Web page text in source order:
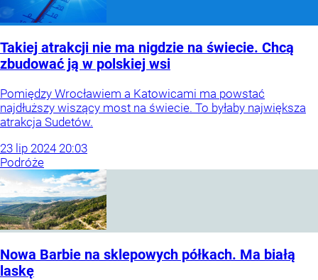
Takiej atrakcji nie ma nigdzie na świecie. Chcą
zbudować ją w polskiej wsi
Pomiędzy Wrocławiem a Katowicami ma powstać
najdłuższy wiszący most na świecie. To byłaby największa
atrakcja Sudetów.
23 lip 2024 20:03
Podróże
Nowa Barbie na sklepowych półkach. Ma białą
laskę